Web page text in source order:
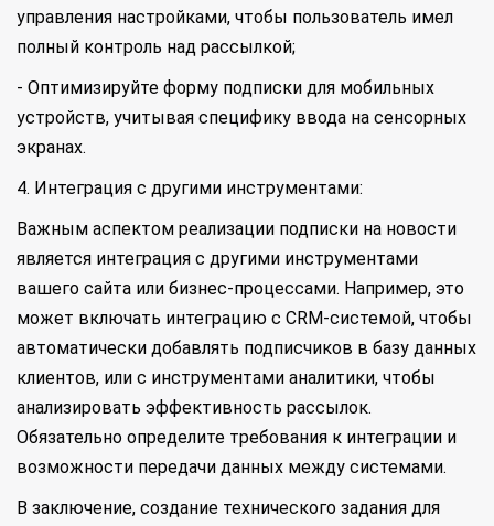
управления настройками, чтобы пользователь имел
полный контроль над рассылкой;
- Оптимизируйте форму подписки для мобильных
устройств, учитывая специфику ввода на сенсорных
экранах.
4. Интеграция с другими инструментами:
Важным аспектом реализации подписки на новости
является интеграция с другими инструментами
вашего сайта или бизнес-процессами. Например, это
может включать интеграцию с CRM-системой, чтобы
автоматически добавлять подписчиков в базу данных
клиентов, или с инструментами аналитики, чтобы
анализировать эффективность рассылок.
Обязательно определите требования к интеграции и
возможности передачи данных между системами.
В заключение, создание технического задания для